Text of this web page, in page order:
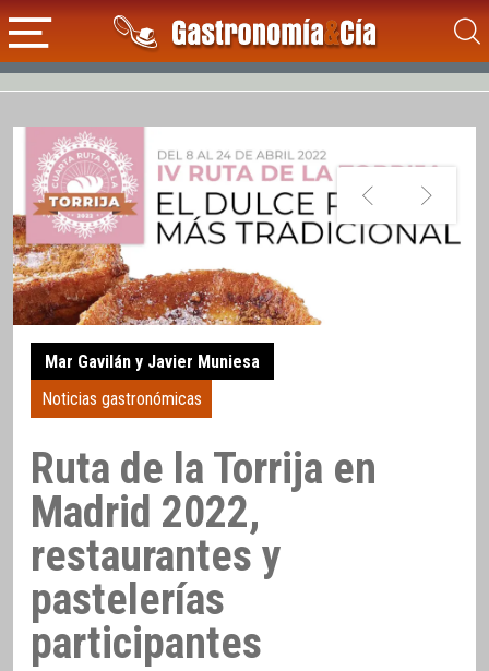
Mar Gavilán y Javier Muniesa
Noticias gastronómicas
Ruta de la Torrija en
Madrid 2022,
restaurantes y
pastelerías
participantes